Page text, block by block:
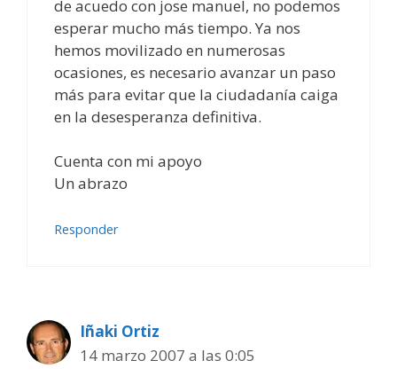
de acuedo con jose manuel, no podemos
esperar mucho más tiempo. Ya nos
hemos movilizado en numerosas
ocasiones, es necesario avanzar un paso
más para evitar que la ciudadanía caiga
en la desesperanza definitiva.
Cuenta con mi apoyo
Un abrazo
Responder
Iñaki Ortiz
14 marzo 2007 a las 0:05